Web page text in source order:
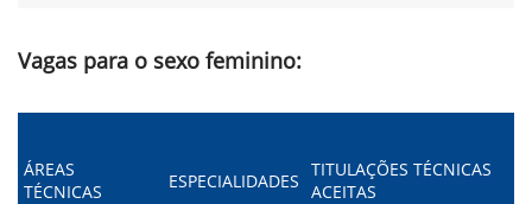
Vagas para o sexo feminino:
ÁREAS
TÉCNICAS
ESPECIALIDADES
TITULAÇÕES TÉCNICAS
ACEITAS